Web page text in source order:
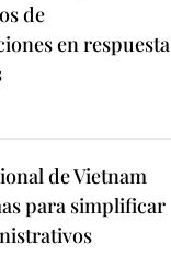
de
en respuesta
de Vietnam
para simplificar